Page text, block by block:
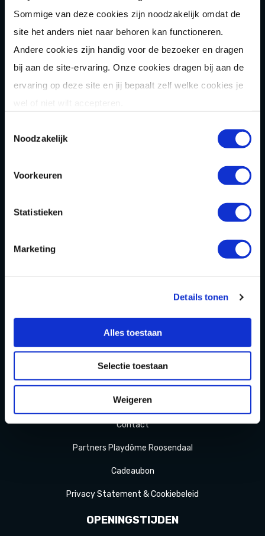
Sommige van deze cookies zijn noodzakelijk omdat de
site het anders niet naar behoren kan functioneren.
Andere cookies zijn handig voor de bezoeker en dragen
bij aan de site-ervaring. Onze cookies dragen bij aan de
ervaring op deze site en jij bepaalt zelf welke cookies je
Noodzakelijk
Voorkeuren
Statistieken
Marketing
Details tonen
Alles toestaan
Selectie toestaan
Weigeren
Game of Karts
Hakbijl gooien
Laser gamen
Zomeractiviteiten
Homepage
Over ons
Blog
FAQ
Contact
Partners Playdôme Roosendaal
Cadeaubon
Privacy Statement & Cookiebeleid
OPENINGSTIJDEN